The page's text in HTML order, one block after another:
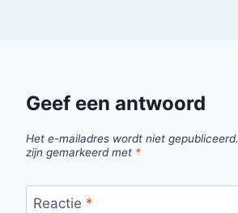
Geef een antwoord
Het e-mailadres wordt niet gepubliceerd.
zijn gemarkeerd met *
Reactie *